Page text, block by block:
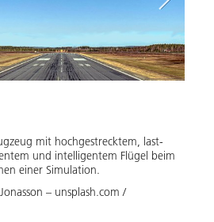
mit hochgestrecktem, last-
und intelligentem Flügel beim
einer Simulation.
– unsplash.com /